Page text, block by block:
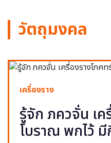
วัตถุมงคล
เครื่องราง
รู้จัก ภควจั่น เ
โบราณ พกไว้